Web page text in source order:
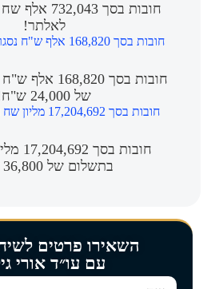
חובות בסך
לאלתר!
חובות בסך
של 24,000 ש"ח!
חובות
בתשלום של 36,800 שח!
השאירו פרטים
עם עו״ד אורי